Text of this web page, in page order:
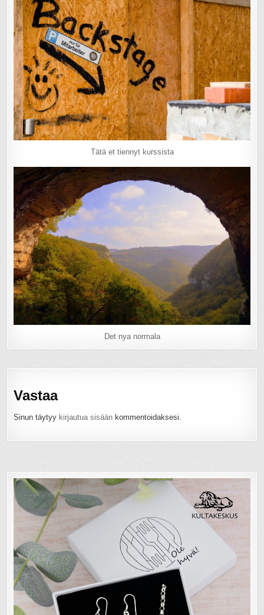
Tätä et tiennyt kurssista
Det nya normala
Vastaa
Sinun täytyy kirjautua sisään kommentoidaksesi.